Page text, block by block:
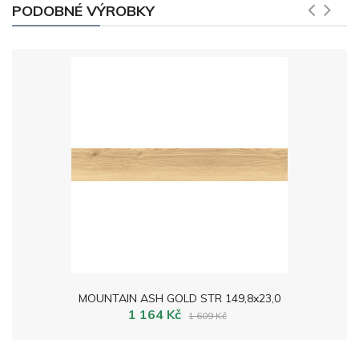
PODOBNÉ VÝROBKY
MOUNTAIN ASH GOLD STR 149,8x23,0
1 164 Kč 1 609 Kč